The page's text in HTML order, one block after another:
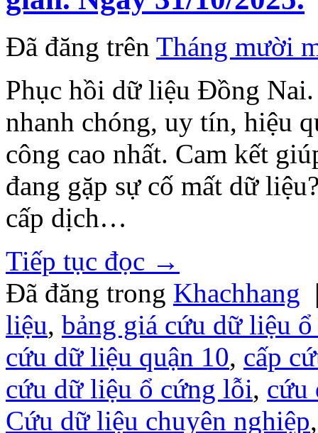
Đã đăng trên Tháng mười
Phục hồi dữ liệu Đồng
nhanh chóng, uy tín, hiệu
công cao nhất. Cam kết
đang gặp sự cố mất dữ
cấp dịch…
Tiếp tục đọc →
Đã đăng trong Khachhang
liệu, bảng giá cứu dữ liệu
cứu dữ liệu quận 10, cấp
cứu dữ liệu ổ cứng lỗi, cứu
Cứu dữ liệu chuyên nghiệp